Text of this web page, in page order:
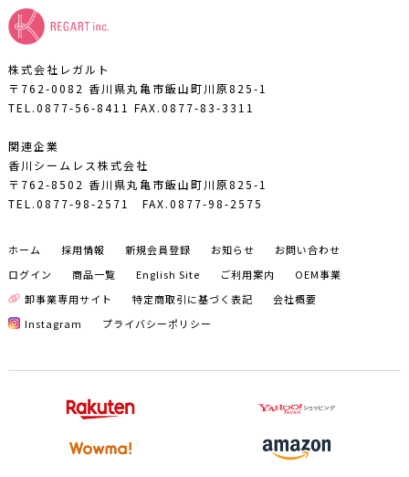
株式会社レガルト
〒762-0082 香川県丸亀市飯山町川原825-1
TEL.0877-56-8411 FAX.0877-83-3311
関連企業
香川シームレス株式会社
〒762-8502 香川県丸亀市飯山町川原825-1
TEL.0877-98-2571
FAX.0877-98-2575
ホーム 採用情報 新規会員登録 お知らせ
お問い合わせ
ログイン
商品一覧 English Site ご利用案内
OEM事業
卸事業専用サイト
特定商取引に基づく表記
会社概要
Instagram
プライバシーポリシー